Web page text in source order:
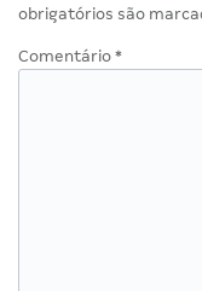
obrigatórios são
Comentário *